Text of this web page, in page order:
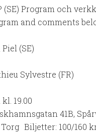
(SE) Program och
and comments
(SE)
Sylvestre (FR)
19.00
41B,
Biljetter: 100/160